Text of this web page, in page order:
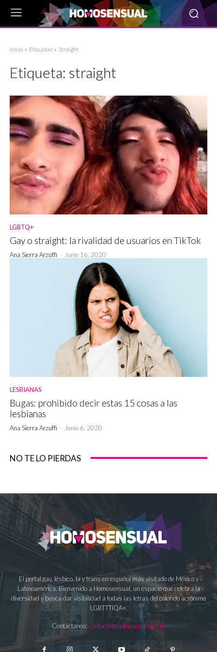
Inicio Etiquetas Straight
Etiqueta: straight
LGBTQ+
Gay o straight: la rivalidad de usuarios en TikTok
Ana Sierra Arzuffi - Junio 16, 2020
LESBIANAS
Bugas: prohibido decir estas 15 cosas a las
lesbianas
Ana Sierra Arzuffi - Junio 6, 2020
NO TE LO PIERDAS
El portal gay, lésbico, bi y trans en español más visitado de México y
Latinoamérica. Bienvenido a Homosensual, un espacio que celebra la
diversidad y busca dar visibilidad a todas las letras del colorido acrónimo
LGBTTTIQA+.
Contáctanos: contacto@homosensual.com